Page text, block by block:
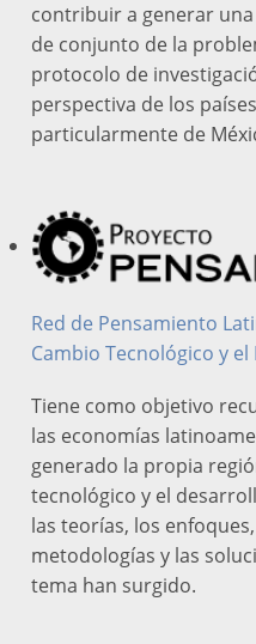
contribuir a generar
de conjunto de la
protocolo de
perspectiva de los
particularmente de
Red de Pensamiento
Cambio Tecnológico y el
Tiene como objetivo
las economías
generado la propia
tecnológico y el
las teorías, los
metodologías y las
tema han surgido.